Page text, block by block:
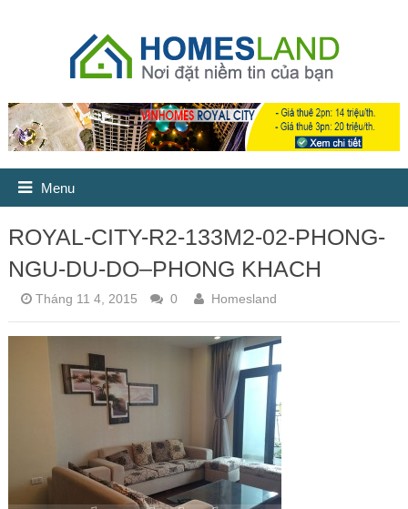
Menu
ROYAL-CITY-R2-133M2-02-PHONG-
NGU-DU-DO–PHONG KHACH
Tháng 11 4, 2015 0 Homesland